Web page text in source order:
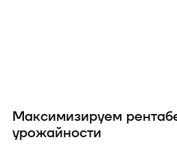
Максимизируем
урожайности